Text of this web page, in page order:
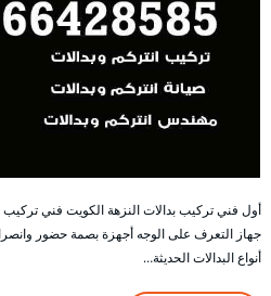
أول فني تركيب بدالات النزهة الكويت فني تركيب
جهاز التعرف على الوجه أجهزة بصمة حضور
أنواع البدالات الحديثة…